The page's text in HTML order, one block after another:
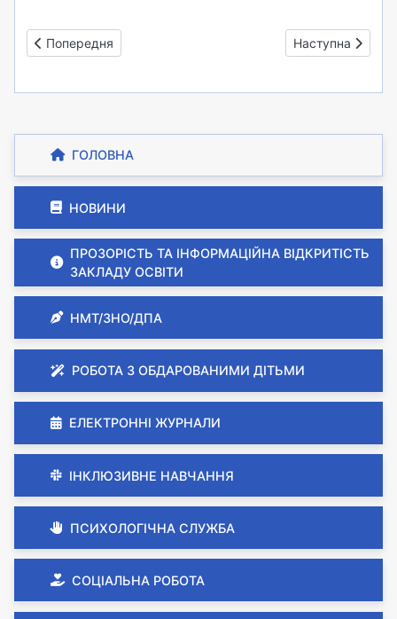
ГОЛОВНА
НОВИНИ
ПРОЗОРІСТЬ ТА ІНФОРМАЦІЙНА ВІДКРИТІСТЬ
ЗАКЛАДУ ОСВІТИ
НМТ/ЗНО/ДПА
РОБОТА З ОБДАРОВАНИМИ ДІТЬМИ
ЕЛЕКТРОННІ ЖУРНАЛИ
ІНКЛЮЗИВНЕ НАВЧАННЯ
ПСИХОЛОГІЧНА СЛУЖБА
СОЦІАЛЬНА РОБОТА
Попередня стаття: Флешмоб #22Pushup Challenge
Попередня Наступна
Наступна